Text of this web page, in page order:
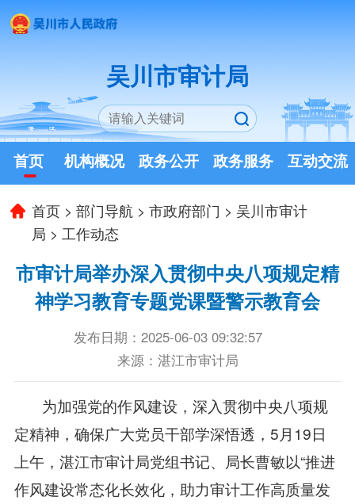
吴川市审计局
首页 机构概况 政务公开 政务服务 互动交流
首页 >部门导航 >市政府部门 > 吴川市审计
局 > 工作动态
市审计局举办深入贯彻中央八项规定精
神学习教育专题党课暨警示教育会
发布日期：2025-06-03 09:32:57
来源：湛江市审计局
为加强党的作风建设，深入贯彻中央八项规
定精神，确保广大党员干部学深悟透，5月19日
上午，湛江市审计局党组书记、局长曹敏以“推进
作风建设常态化长效化，助力审计工作高质量发